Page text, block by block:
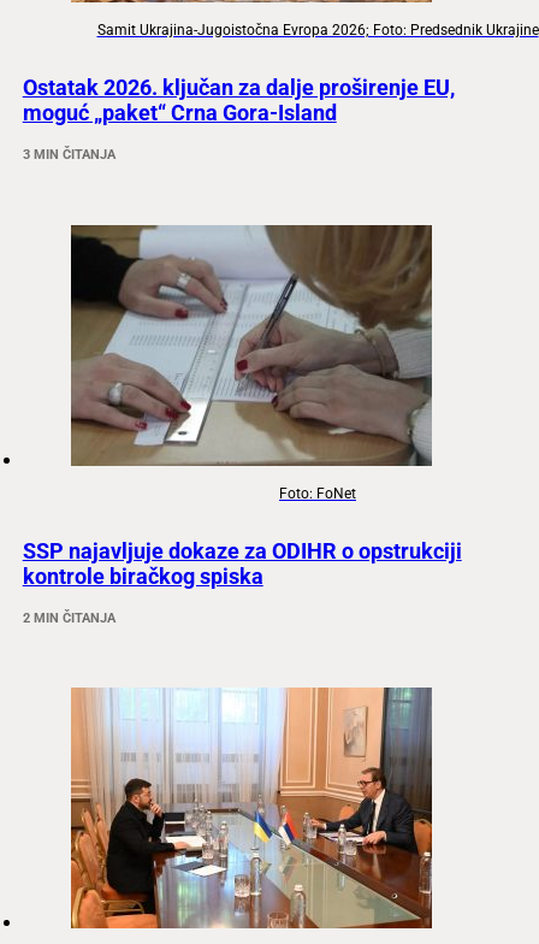
Samit Ukrajina-Jugoistočna Evropa 2026; Foto: Predsednik Ukrajine
Ostatak 2026. ključan za dalje proširenje EU,
moguć „paket“ Crna Gora-Island
3 MIN ČITANJA
Foto: FoNet
SSP najavljuje dokaze za ODIHR o opstrukciji
kontrole biračkog spiska
2 MIN ČITANJA